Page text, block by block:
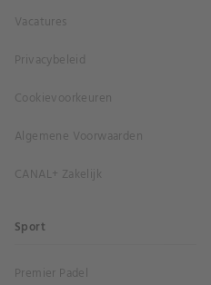
Vacatures
Privacybeleid
Cookievoorkeuren
Algemene Voorwaarden
CANAL+ Zakelijk
Sport
Premier Padel